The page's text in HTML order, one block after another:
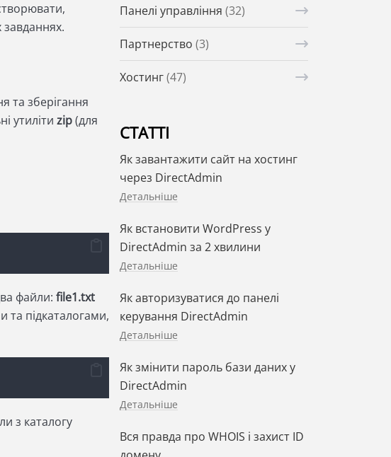
завданнях.
та зберігання
утиліти zip(для
файли: file1.txt
та підкаталогами,
з каталогу
Панелі управління (32)
Партнерство (3)
Хостинг(47)
СТАТТІ
Як завантажити сайт на хостинг
через DirectAdmin
Детальніше
Як встановити WordPress у
DirectAdmin за 2 хвилини
Детальніше
Як авторизуватися до панелі
керування DirectAdmin
Детальніше
Як змінити пароль бази даних у
DirectAdmin
Детальніше
Вся правда про WHOIS і захист ID